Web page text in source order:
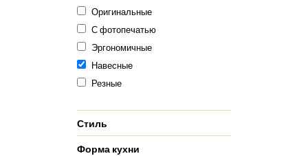
Оригинальные
С фотопечатью
Эргономичные
Навесные
Резные
Стиль
Форма кухни